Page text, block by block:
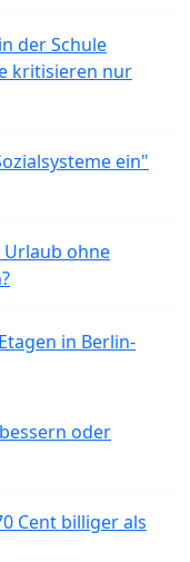
der Schule
kritisieren nur
ein"
Urlaub ohne
in Berlin-
oder
Cent billiger als